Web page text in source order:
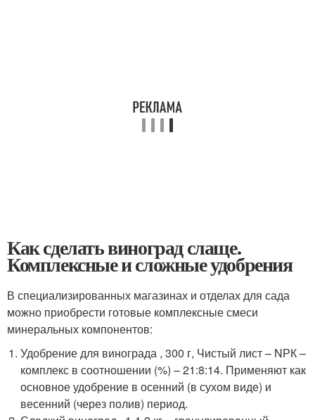
Как сделать виноград слаще.
Комплексные и сложные удобрения
В специализированных магазинах и отделах для сада
можно приобрести готовые комплексные смеси
минеральных компонентов:
Удобрение для винограда , 300 г, Чистый лист – NРК –
комплекс в соотношении (%) – 21:8:14. Применяют как
основное удобрение в осенний (в сухом виде) и
весенний (через полив) период.